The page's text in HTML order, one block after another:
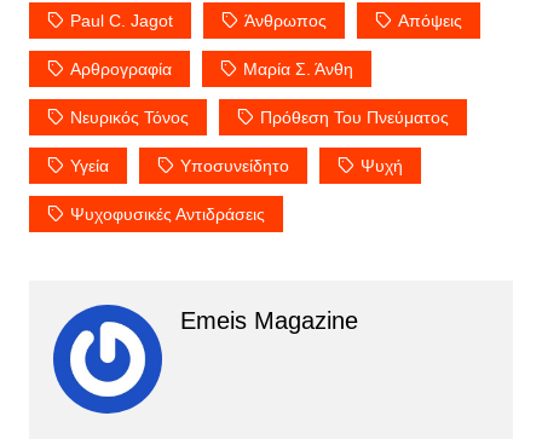
Paul C. Jagot Άνθρωπος Απόψεις
Αρθρογραφία Μαρία Σ. Άνθη
Νευρικός Τόνος Πρόθεση Του Πνεύματος
Υγεία Υποσυνείδητο Ψυχή
Ψυχοφυσικές Αντιδράσεις
Emeis Magazine